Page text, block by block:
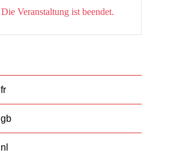
Die Veranstaltung ist beendet.
fr
gb
nl